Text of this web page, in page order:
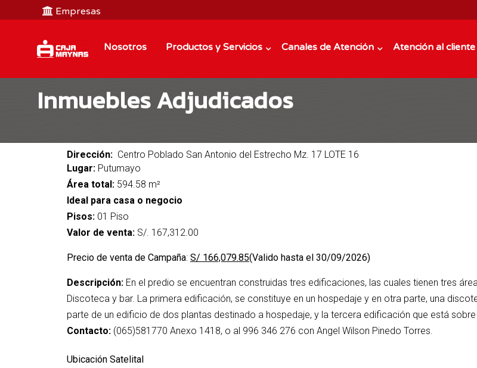
Empresas
Nosotros Productos y Servicios Canales de Atención Atención al cliente
Inmuebles Adjudicados
Dirección: Centro Poblado San Antonio del Estrecho Mz. 17 LOTE 16
Lugar: Putumayo
Área total: 594.58 m²
Ideal para casa o negocio
Pisos: 01 Piso
Valor de venta: S/. 167,312.00
Precio de venta de Campaña: S/ 166,079.85(Valido hasta el 30/09/2026)
Descripción: En el predio se encuentran construidas tres edificaciones, las cuales tienen tres
Discoteca y bar. La primera edificación, se constituye en un hospedaje y en otra parte, una
parte de un edificio de dos plantas destinado a hospedaje, y la tercera edificación que está
Contacto: (065)581770 Anexo 1418, o al 996 346 276 con Angel Wilson Pinedo Torres.
Ubicación Satelital